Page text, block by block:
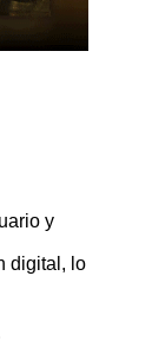
y
digital, lo